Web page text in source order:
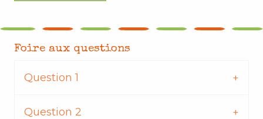
Foire aux questions
Question 1
Question 2